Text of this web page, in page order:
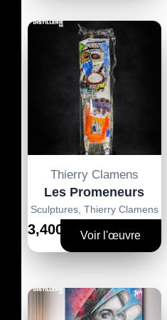
Thierry Clamens
Les Promeneurs
Sculptures, Thierry Clamens
3,400€ Voir l'œuvre